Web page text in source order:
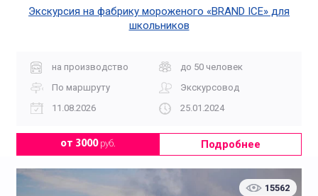
Экскурсия на фабрику мороженого «BRAND ICE» для
школьников
на производство
до 50 человек
По маршруту
Экскурсовод
11.08.2026
25.01.2024
от 3000руб. Подробнее
15562